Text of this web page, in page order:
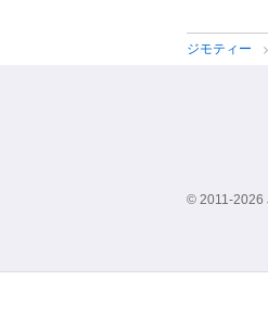
ジモティー
© 2011-2026